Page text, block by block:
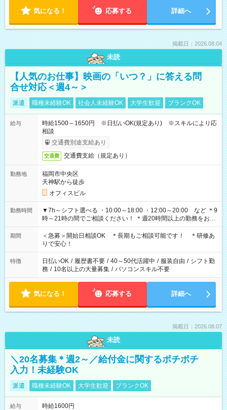
気になる！ 応募する 詳細へ
掲載日：2026.08.04
未読
【人気のお仕事】映画の「いつ？」に答える問
合せ対応＜週4～＞
派遣 職種未経験OK 社会人未経験OK 大学生歓迎 ブランクOK
給与
時給1500～1650円 ※日払いOK(規定あり) ※スキルにより応
相談
交通費別途支給あり
交通費 交通費支給（規定あり）
勤務地
福岡市中央区
天神駅から徒歩
オフィスビル
勤務時間
▼7h～シフト選べる ・10:00～18:00 ・12:00～20:00 など ＊9
時～21時の間でご相談ください！ ＊週20時間以上の勤務をお願
いします
期間
＜急募＞開始日相談OK ＊長期もご相談可能です！ ＊研修あ
りで安心！
特徴 日払いOK / 履歴書不要 / 40～50代活躍中 / 服装自由 / シフト勤
務 / 10名以上の大量募集 / パソコンスキル不要
気になる！ 応募する 詳細へ
掲載日：2026.08.07
未読
＼20名募集＊週2～／給付金に関するポチポチ
入力！未経験OK
派遣 職種未経験OK 大学生歓迎 ブランクOK
給与
時給1600円